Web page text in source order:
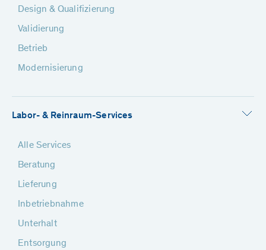
Design & Qualifizierung
Validierung
Betrieb
Modernisierung
Labor- & Reinraum-Services
Alle Services
Beratung
Lieferung
Inbetriebnahme
Unterhalt
Entsorgung